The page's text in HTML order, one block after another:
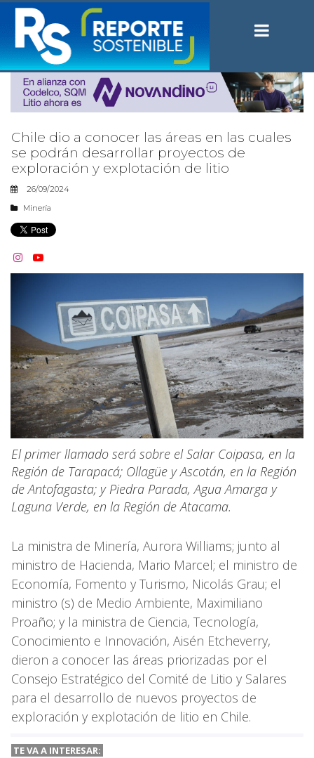
Chile dio a conocer las áreas en las cuales
se podrán desarrollar proyectos de
exploración y explotación de litio
26/09/2024
Minería
 
El primer llamado será sobre el Salar Coipasa, en la
Región de Tarapacá; Ollagüe y Ascotán, en la Región
de Antofagasta; y Piedra Parada, Agua Amarga y
Laguna Verde, en la Región de Atacama.
La ministra de Minería, Aurora Williams; junto al
ministro de Hacienda, Mario Marcel; el ministro de
Economía, Fomento y Turismo, Nicolás Grau; el
ministro (s) de Medio Ambiente, Maximiliano
Proaño; y la ministra de Ciencia, Tecnología,
Conocimiento e Innovación, Aisén Etcheverry,
dieron a conocer las áreas priorizadas por el
Consejo Estratégico del Comité de Litio y Salares
para el desarrollo de nuevos proyectos de
exploración y explotación de litio en Chile.
TE VA A INTERESAR: